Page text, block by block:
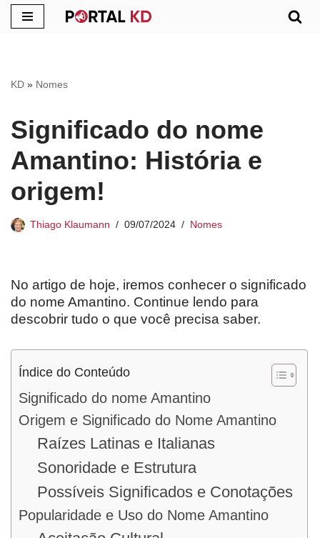
conteúdo
KD » Nomes
Significado do nome
Amantino: História e
origem!
Thiago Klaumann 09/07/2024 Nomes
No artigo de hoje, iremos conhecer o significado
do nome Amantino. Continue lendo para
descobrir tudo o que você precisa saber.
Índice do Conteúdo
Significado do nome Amantino
Origem e Significado do Nome Amantino
Raízes Latinas e Italianas
Sonoridade e Estrutura
Possíveis Significados e Conotações
Popularidade e Uso do Nome Amantino